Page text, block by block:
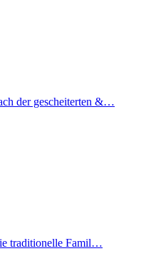
der gescheiterten &…
traditionelle Famil…